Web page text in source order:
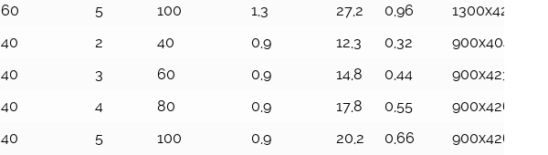
60 5 100 1,3 27,2 0,96
40 2 40 0,9 12,3 0,32
900x404x870
40 3 60 0,9 14,8 0,44
900x423x1158
40 4 80 0,9 17,8 0,55
40 5 100 0,9 20,2 0,66
900x426x1731